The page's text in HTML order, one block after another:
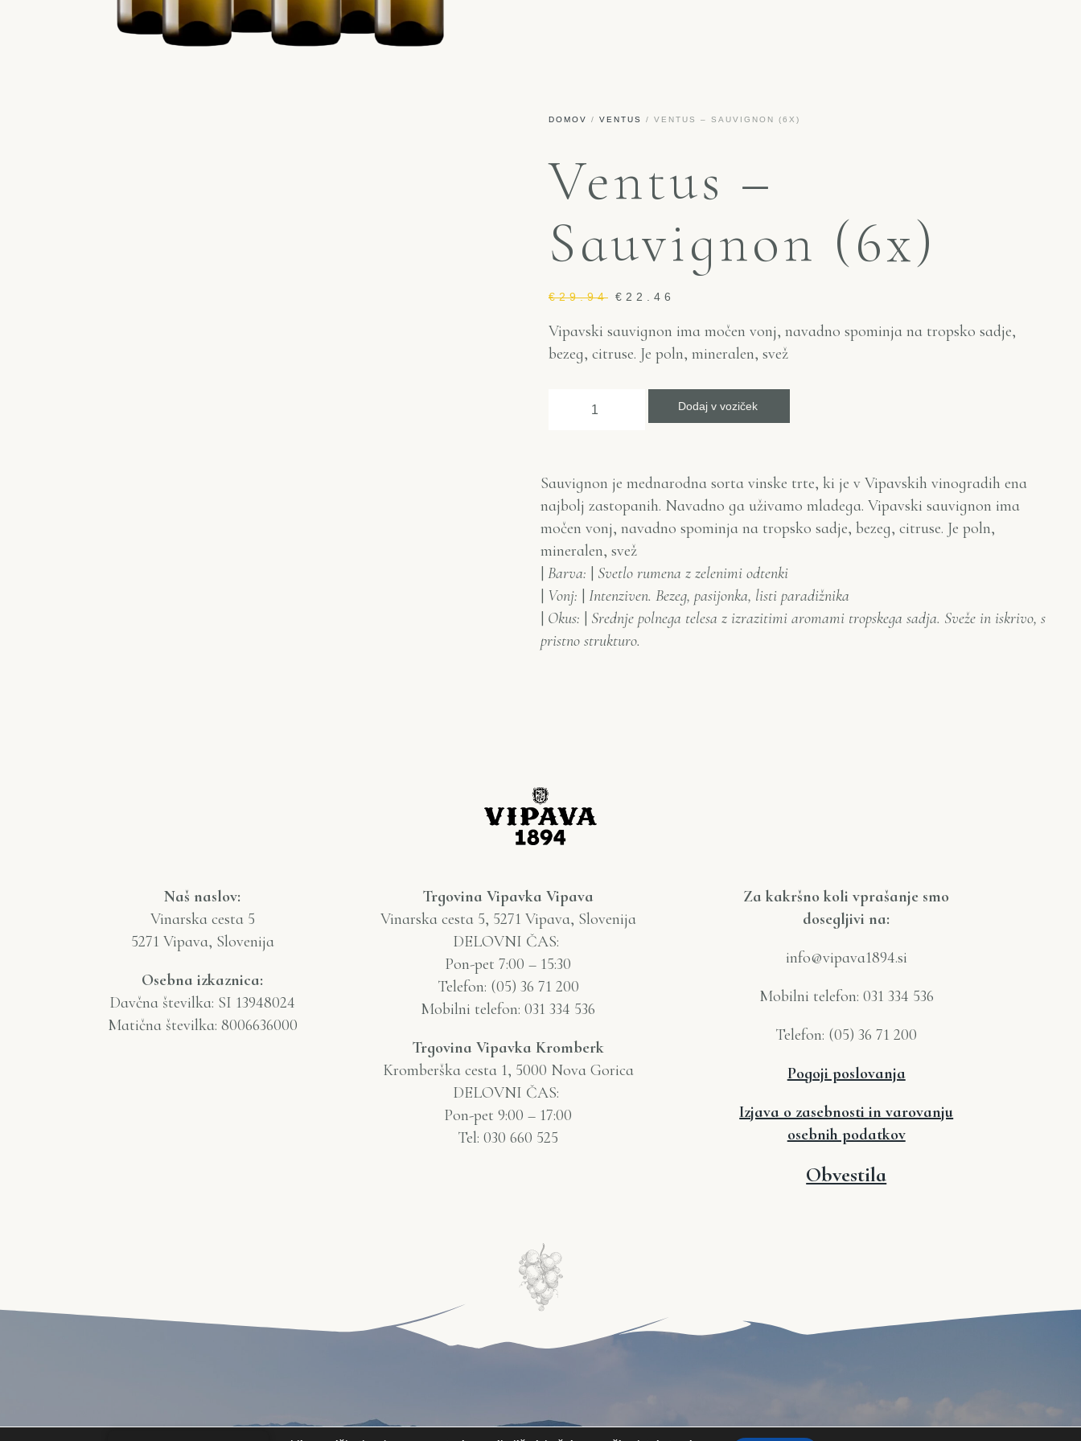
DOMOV / VENTUS / VENTUS – SAUVIGNON (6X)
Ventus –
Sauvignon (6x)
€29.94 € 22.46
Vipavski sauvignon ima močen vonj, navadno spominja na tropsko sadje,
bezeg, citruse. Je poln, mineralen, svež
Dodaj v voziček
Sauvignon je mednarodna sorta vinske trte, ki je v Vipavskih vinogradih ena
najbolj zastopanih. Navadno ga uživamo mladega. Vipavski sauvignon ima
močen vonj, navadno spominja na tropsko sadje, bezeg, citruse. Je poln,
mineralen, svež
Barva:
Svetlo rumena z zelenimi odtenki
Vonj:
Intenziven. Bezeg, pasijonka, listi paradižnika
Okus:
Srednje polnega telesa z izrazitimi aromami tropskega sadja. Sveže in iskrivo, s
pristno strukturo.
Naš naslov:
Vinarska cesta 5
5271 Vipava, Slovenija
Osebna izkaznica:
Davčna številka: SI 13948024
Matična številka: 8006636000
Trgovina Vipavka Vipava
Vinarska cesta 5, 5271 Vipava, Slovenija
DELOVNI ČAS:
Pon-pet 7:00 – 15:30
Telefon: (05) 36 71 200
Mobilni telefon: 031 334 536
Trgovina Vipavka Kromberk
Kromberška cesta 1, 5000 Nova Gorica
DELOVNI ČAS:
Pon-pet 9:00 – 17:00
Tel: 030 660 525
Za kakršno koli vprašanje smo
dosegljivi na:
info@vipava1894.si
Mobilni telefon: 031 334 536
Telefon: (05) 36 71 200
Pogoji poslovanja
Izjava o zasebnostiin varovanju
osebnih podatkov
Obvestila